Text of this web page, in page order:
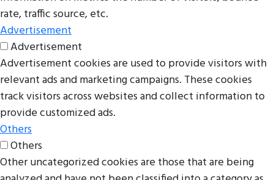
rate, traffic source, etc.
Advertisement
Advertisement
Advertisement cookies are used to provide visitors with
relevant ads and marketing campaigns. These cookies
track visitors across websites and collect information to
provide customized ads.
Others
Others
Other uncategorized cookies are those that are being